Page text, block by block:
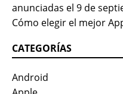
anunciadas el 9 de
Cómo elegir el mejor
CATEGORÍAS
Android